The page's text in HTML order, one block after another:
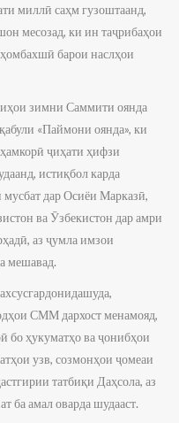
миллӣ саҳм гузоштаанд,
месозад, ки ин таҷрибаҳои
барои наслҳои
зимни Саммити оянда
«Паймони оянда», ки
ҷиҳати ҳифзи
истиқбол карда
дар Осиёи Марказӣ,
ва Ӯзбекистон дар амри
аз ҷумла имзои
мешавад.
СММ дархост менамояд,
бо ҳукуматҳо ва ҷонибҳои
узв, созмонҳои ҷомеаи
татбиқи Даҳсола, аз
ба амал оварда шудааст.